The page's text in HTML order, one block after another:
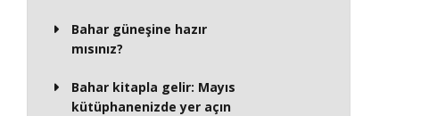
Bahar güneşine hazır
mısınız?
Bahar kitapla gelir: Mayıs
kütüphanenizde yer açın